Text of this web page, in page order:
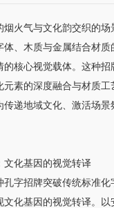
烟火气与文化韵交织的场
体、木质与金属结合材质
的核心视觉载体。这种
元素的深度融合与材质工
传递地域文化、激活场景
文化基因的视觉转译
孔字招牌突破传统标准
文化基因的视觉转译。